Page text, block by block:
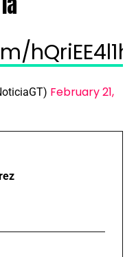
hQriEE4l1h
February 21,